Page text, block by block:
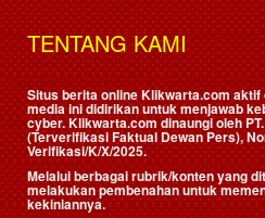
TENTANG KAMI
Situs berita online Klikwarta.com
media ini didirikan untuk menjawab
cyber. Klikwarta.com dinaungi oleh
(Terverifikasi Faktual Dewan Pers),
Verifikasi/K/X/2025.
Melalui berbagai rubrik/konten yang
melakukan pembenahan untuk
kekiniannya.